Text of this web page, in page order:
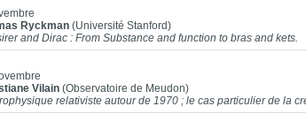
Ryckman (Université Stanford)
and Dirac : From Substance and function to bras and kets.
Vilain(Observatoire de Meudon)
relativiste autour de 1970 ; le cas particulier de la